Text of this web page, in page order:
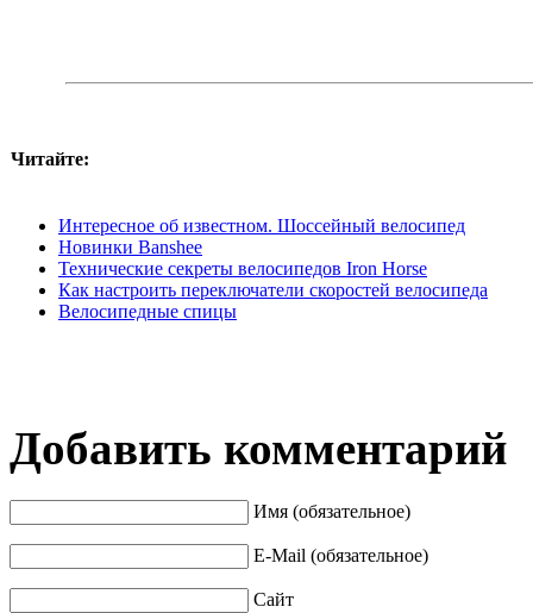
Читайте:
Интересное об известном. Шоссейный велосипед
Новинки Banshee
Технические секреты велосипедов Iron Horse
Как настроить переключатели скоростей велосипеда
Велосипедные спицы
Добавить комментарий
Имя (обязательное)
E-Mail (обязательное)
Сайт